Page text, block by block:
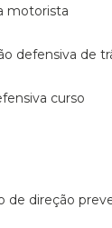
motorista
defensiva de
curso
de direção